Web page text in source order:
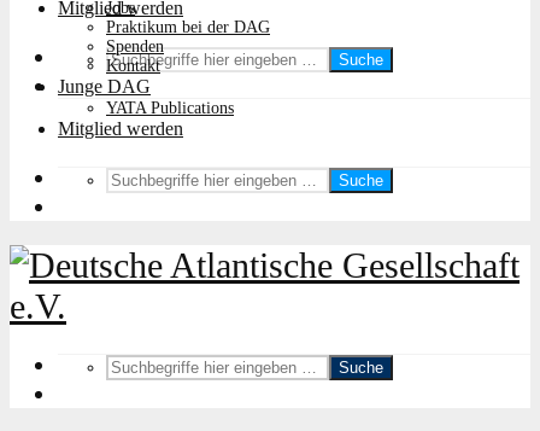
Mitglied werden
Suche
Jobs
Praktikum bei der DAG
Spenden
Kontakt
Junge DAG
YATA Publications
Mitglied werden
Suche
Suche